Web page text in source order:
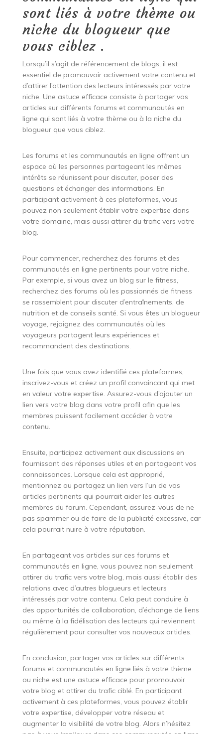
sont liés à votre thème ou
niche du blogueur que
vous ciblez .
Lorsqu’il s’agit de référencement de blogs, il est
essentiel de promouvoir activement votre contenu et
d’attirer l’attention des lecteurs intéressés par votre
niche. Une astuce efficace consiste à partager vos
articles sur différents forums et communautés en
ligne qui sont liés à votre thème ou à la niche du
blogueur que vous ciblez.
Les forums et les communautés en ligne offrent un
espace où les personnes partageant les mêmes
intérêts se réunissent pour discuter, poser des
questions et échanger des informations. En
participant activement à ces plateformes, vous
pouvez non seulement établir votre expertise dans
votre domaine, mais aussi attirer du trafic vers votre
blog.
Pour commencer, recherchez des forums et des
communautés en ligne pertinents pour votre niche.
Par exemple, si vous avez un blog sur le fitness,
recherchez des forums où les passionnés de fitness
se rassemblent pour discuter d’entraînements, de
nutrition et de conseils santé. Si vous êtes un blogueur
voyage, rejoignez des communautés où les
voyageurs partagent leurs expériences et
recommandent des destinations.
Une fois que vous avez identifié ces plateformes,
inscrivez-vous et créez un profil convaincant qui met
en valeur votre expertise. Assurez-vous d’ajouter un
lien vers votre blog dans votre profil afin que les
membres puissent facilement accéder à votre
contenu.
Ensuite, participez activement aux discussions en
fournissant des réponses utiles et en partageant vos
connaissances. Lorsque cela est approprié,
mentionnez ou partagez un lien vers l’un de vos
articles pertinents qui pourrait aider les autres
membres du forum. Cependant, assurez-vous de ne
pas spammer ou de faire de la publicité excessive, car
cela pourrait nuire à votre réputation.
En partageant vos articles sur ces forums et
communautés en ligne, vous pouvez non seulement
attirer du trafic vers votre blog, mais aussi établir des
relations avec d’autres blogueurs et lecteurs
intéressés par votre contenu. Cela peut conduire à
des opportunités de collaboration, d’échange de liens
ou même à la fidélisation des lecteurs qui reviennent
régulièrement pour consulter vos nouveaux articles.
En conclusion, partager vos articles sur différents
forums et communautés en ligne liés à votre thème
ou niche est une astuce efficace pour promouvoir
votre blog et attirer du trafic ciblé. En participant
activement à ces plateformes, vous pouvez établir
votre expertise, développer votre réseau et
augmenter la visibilité de votre blog. Alors n’hésitez